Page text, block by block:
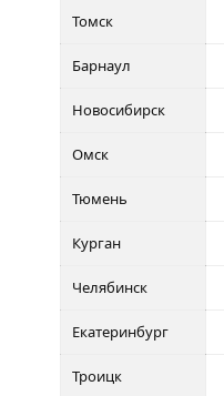
Томск
Барнаул
Новосибирск
Омск
Тюмень
Курган
Челябинск
Екатеринбург
Троицк